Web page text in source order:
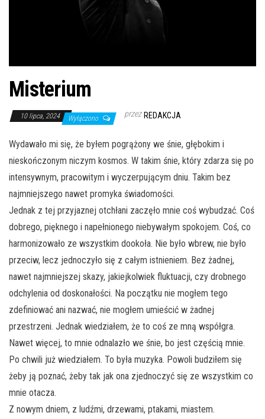
Misterium
10 lipca, 2024 Wyłączono przez REDAKCJA
Wydawało mi się, że byłem pogrążony we śnie, głębokim i
nieskończonym niczym kosmos. W takim śnie, który zdarza się po
intensywnym, pracowitym i wyczerpującym dniu. Takim bez
najmniejszego nawet promyka świadomości.
Jednak z tej przyjaznej otchłani zaczęło mnie coś wybudzać. Coś
dobrego, pięknego i napełnionego niebywałym spokojem. Coś, co
harmonizowało ze wszystkim dookoła. Nie było wbrew, nie było
przeciw, lecz jednoczyło się z całym istnieniem. Bez żadnej,
nawet najmniejszej skazy, jakiejkolwiek fluktuacji, czy drobnego
odchylenia od doskonałości. Na początku nie mogłem tego
zdefiniować ani nazwać, nie mogłem umieścić w żadnej
przestrzeni. Jednak wiedziałem, że to coś ze mną współgra.
Nawet więcej, to mnie odnalazło we śnie, bo jest częścią mnie.
Po chwili już wiedziałem. To była muzyka. Powoli budziłem się
żeby ją poznać, żeby tak jak ona zjednoczyć się ze wszystkim co
mnie otacza.
Z nowym dniem, z ludźmi, drzewami, ptakami, miastem.